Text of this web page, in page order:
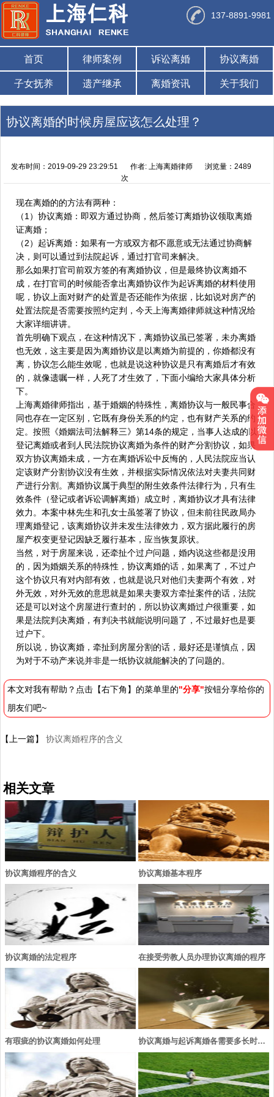
137-8891-9981
首页 律师案例 诉讼离婚 协议离婚
子女抚养 遗产继承 离婚资讯 关于我们
协议离婚的时候房屋应该怎么处理？
发布时间：2019-09-29 23:29:51 作者: 上海离婚律师
浏览量：2489
次
现在离婚的的方法有两种：
（1）协议离婚：即双方通过协商，然后签订离婚协议领取离婚
证离婚；
（2）起诉离婚：如果有一方或双方都不愿意或无法通过协商解
决，则可以通过到法院起诉，通过打官司来解决。
那么如果打官司前双方签的有离婚协议，但是最终协议离婚不
成，在打官司的时候能否拿出离婚协议作为起诉离婚的材料使用
呢，协议上面对财产的处置是否还能作为依据，比如说对房产的
处置法院是否需要按照约定判，今天上海离婚律师就这种情况给
大家详细讲讲。
首先明确下观点，在这种情况下，离婚协议虽已签署，未办离婚
也无效，这主要是因为离婚协议是以离婚为前提的，你婚都没有
离，协议怎么能生效呢，也就是说这种协议是只有离婚后才有效
的，就像遗嘱一样，人死了才生效了，下面小编给大家具体分析
下。
上海离婚律师指出，基于婚姻的特殊性，离婚协议与一般民事合
同也存在一定区别，它既有身份关系的约定，也有财产关系的约
定。按照《婚姻法司法解释三》第14条的规定，当事人达成的以
登记离婚或者到人民法院协议离婚为条件的财产分割协议，如果
双方协议离婚未成，一方在离婚诉讼中反悔的，人民法院应当认
定该财产分割协议没有生效，并根据实际情况依法对夫妻共同财
产进行分割。离婚协议属于典型的附生效条件法律行为，只有生
效条件（登记或者诉讼调解离婚）成立时，离婚协议才具有法律
效力。本案中林先生和孔女士虽签署了协议，但未前往民政局办
理离婚登记，该离婚协议并未发生法律效力，双方据此履行的房
屋产权变更登记因缺乏履行基本，应当恢复原状。
当然，对于房屋来说，还牵扯个过户问题，婚内说这些都是没用
的，因为婚姻关系的特殊性，协议离婚的话，如果离了，不过户
这个协议只有对内部有效，也就是说只对他们夫妻两个有效，对
外无效，对外无效的意思就是如果夫妻双方牵扯案件的话，法院
还是可以对这个房屋进行查封的，所以协议离婚过户很重要，如
果是法院判决离婚，有判决书就能说明问题了，不过最好也是要
过户下。
所以说，协议离婚，牵扯到房屋分割的话，最好还是谨慎点，因
为对于不动产来说并非是一纸协议就能解决的了问题的。
本文对我有帮助？点击【右下角】的菜单里的"分享"按钮分享给你的
朋友们吧~
【上一篇】 协议离婚程序的含义
相关文章
协议离婚程序的含义 协议离婚基本程序
协议离婚的法定程序 在接受劳教人员办理协议离婚的程序
有瑕疵的协议离婚如何处理 协议离婚与起诉离婚各需要多长时间？